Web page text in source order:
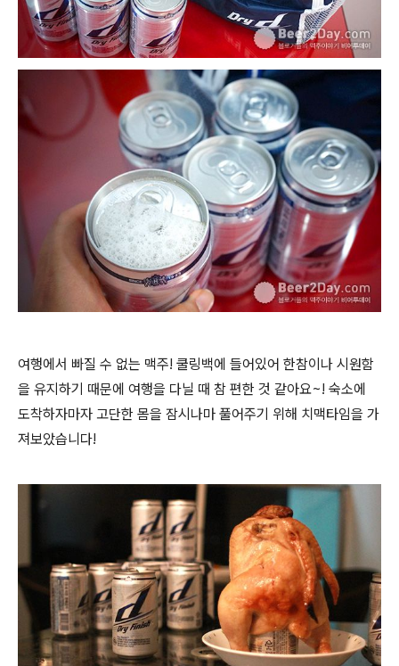
여행에서 빠질 수 없는 맥주! 쿨링백에 들어있어 한참이나 시원함
을 유지하기 때문에 여행을 다닐 때 참 편한 것 같아요~! 숙소에
도착하자마자 고단한 몸을 잠시나마 풀어주기 위해 치맥타임을 가
져보았습니다!